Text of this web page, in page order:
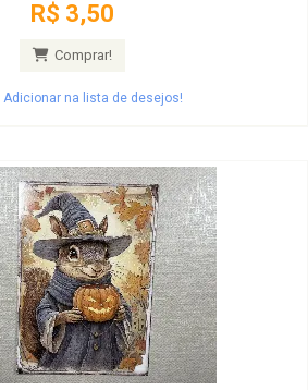
R$ 3,50
Comprar!
Adicionar na lista de desejos!